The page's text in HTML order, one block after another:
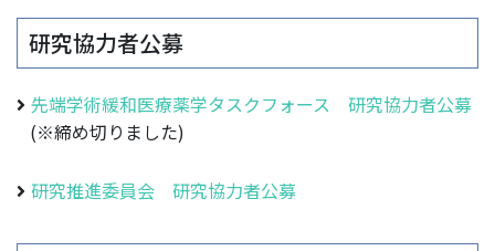
研究協力者公募
先端学術緩和医療薬学タスクフォース 研究協力者公募
(※締め切りました)
研究推進委員会 研究協力者公募